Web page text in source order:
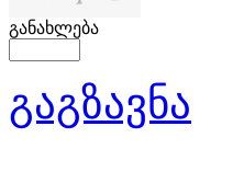
განახლება
გაგზავნა